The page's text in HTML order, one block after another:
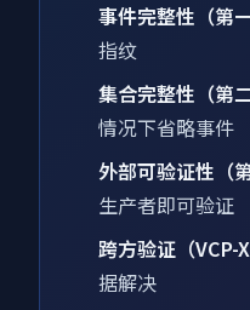
事件完整性（第
指纹
集合完整性（第
情况下省略事件
外部可验证性（
生产者即可验证
跨方验证（VCP-
据解决